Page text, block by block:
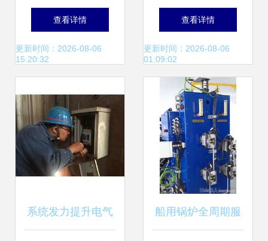
化学EGCG工程电
气与仪表安装中的
践
查看详情
更新时间：2026-08-06
15:20:32
- 电气安装服务
查看详情
更新时间：2026-08-06
01:09:02
系统发力提升电气 船用锅炉全周期服